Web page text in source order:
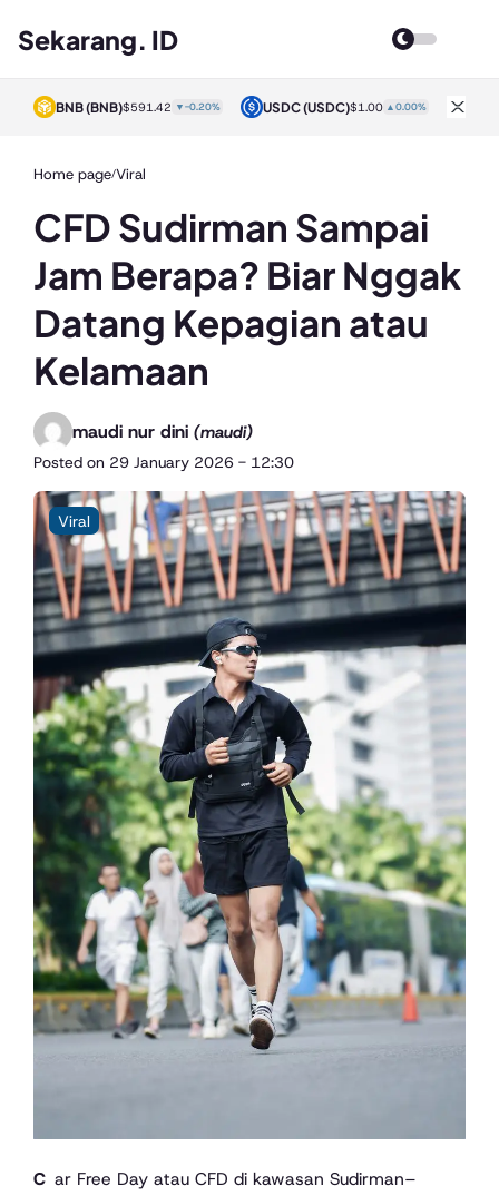
Sekarang. ID
BNB(BNB)$591.42 ▼-0.20% USDC(USDC)$1.00 ▲0.00%
Home page/Viral
CFD Sudirman Sampai
Jam Berapa? Biar Nggak
Datang Kepagian atau
Kelamaan
maudi nur dini (maudi)
Posted on 29 January 2026 - 12:30
Viral
Car Free Day atau CFD di kawasan Sudirman–